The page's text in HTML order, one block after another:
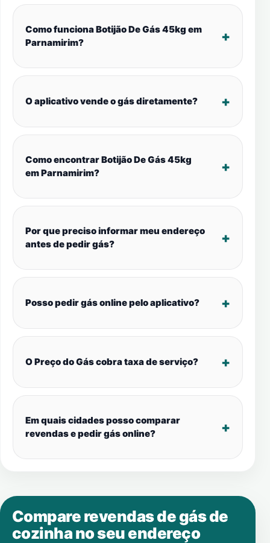
Como funciona Botijão De Gás 45kg em
Parnamirim?
O aplicativo vende o gás diretamente?
Como encontrar Botijão De Gás 45kg
em Parnamirim?
Por que preciso informar meu endereço
antes de pedir gás?
Posso pedir gás online pelo aplicativo?
O Preço do Gás cobra taxa de serviço?
Em quais cidades posso comparar
revendas e pedir gás online?
Compare revendas de gás de
cozinha no seu endereço